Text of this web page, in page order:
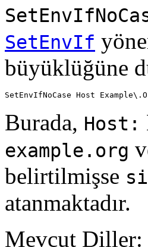
SetEnvIf
büyüklüğüne
SetEnvIfNoCase Host
Burada, Host:
example.org
belirtilmişse
atanmaktadır.
Mevcut Diller: